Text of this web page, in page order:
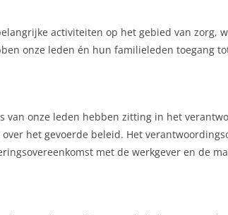
activiteiten op het gebied van zorg,
onze leden én hun familieleden toegang
onze leden hebben zitting in het
het gevoerde beleid. Het
met de werkgever en de